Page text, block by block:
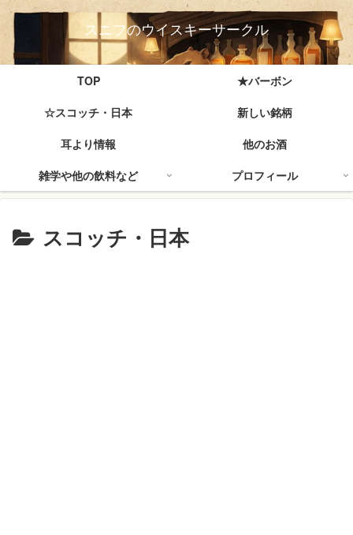
スニフのウイスキーサークル
TOP
★バーボン
☆スコッチ・日本
新しい銘柄
耳より情報
他のお酒
雑学や他の飲料など
プロフィール
スコッチ・日本